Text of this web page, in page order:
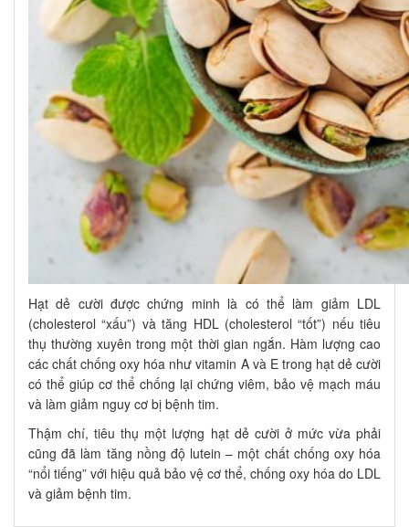
Hạt dẻ cười được chứng minh là có thể làm giảm LDL
(cholesterol “xấu”) và tăng HDL (cholesterol “tốt”) nếu tiêu
thụ thường xuyên trong một thời gian ngắn. Hàm lượng cao
các chất chống oxy hóa như vitamin A và E trong hạt dẻ cười
có thể giúp cơ thể chống lại chứng viêm, bảo vệ mạch máu
và làm giảm nguy cơ bị bệnh tim.
Thậm chí, tiêu thụ một lượng hạt dẻ cười ở mức vừa phải
cũng đã làm tăng nồng độ lutein – một chất chống oxy hóa
“nổi tiếng” với hiệu quả bảo vệ cơ thể, chống oxy hóa do LDL
và giảm bệnh tim.